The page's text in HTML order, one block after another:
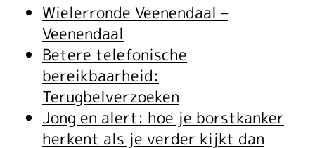
Wielerronde Veenendaal –
Veenendaal
Betere telefonische
bereikbaarheid:
Terugbelverzoeken
Jong en alert: hoe je borstkanker
herkent als je verder kijkt dan